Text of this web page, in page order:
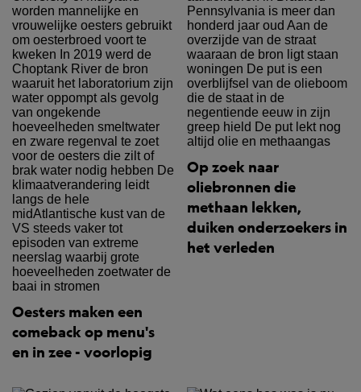
Oesters maken een
comeback op menu's
en in zee - voorlopig
Op zoek naar
oliebronnen die
methaan lekken,
duiken onderzoekers in
het verleden